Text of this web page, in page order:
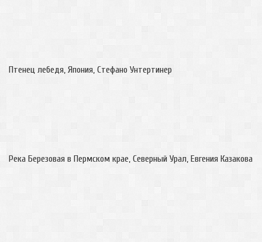
Птенец лебедя, Япония, Стефано Унтертинер
Река Березовая в Пермском крае, Северный Урал, Евгения Казакова